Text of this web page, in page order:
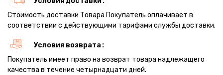
Стоимость доставки Товара Покупатель оплачивает в
соответствии с действующими тарифами службы доставки.
Условия возврата
Покупатель имеет право на возврат товара надлежащего
качества в течение четырнадцати дней.